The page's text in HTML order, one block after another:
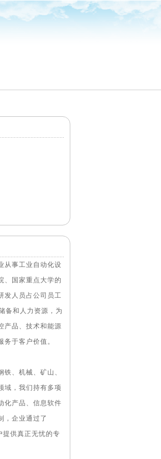
从事工业自动化设
、国家重点大学的
发人员占公司员工
备和人力资源，为
产品、技术和能源
于客户价值。
、机械、矿山、
域，我们持有多项
化产品、信息软件
，企业通过了
提供真正无忧的专